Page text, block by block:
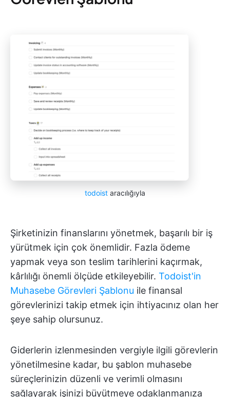
todoist aracılığıyla
Şirketinizin finanslarını yönetmek, başarılı bir iş
yürütmek için çok önemlidir. Fazla ödeme
yapmak veya son teslim tarihlerini kaçırmak,
kârlılığı önemli ölçüde etkileyebilir. Todoist'in
Muhasebe Görevleri Şablonu ile finansal
görevlerinizi takip etmek için ihtiyacınız olan her
şeye sahip olursunuz.
Giderlerin izlenmesinden vergiyle ilgili görevlerin
yönetilmesine kadar, bu şablon muhasebe
süreçlerinizin düzenli ve verimli olmasını
sağlayarak işinizi büyütmeye odaklanmanıza